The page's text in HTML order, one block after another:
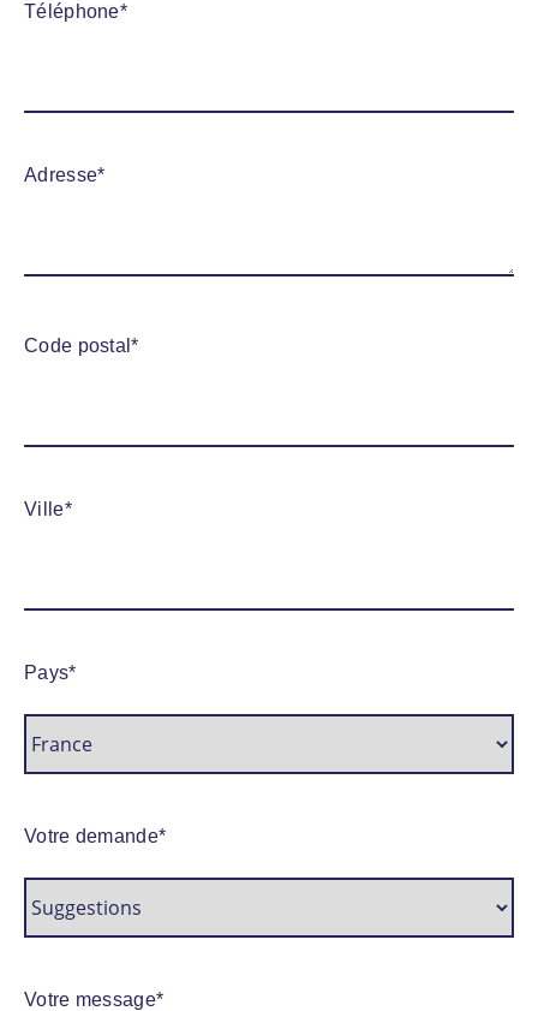
Téléphone*
Adresse*
Code postal*
Ville*
Pays*
Votre demande*
Votre message*